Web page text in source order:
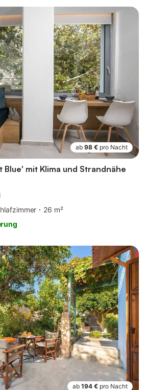
ab 98 € pro Nacht
mit Klima und Strandnähe
26 m²
ab 194 € pro Nacht